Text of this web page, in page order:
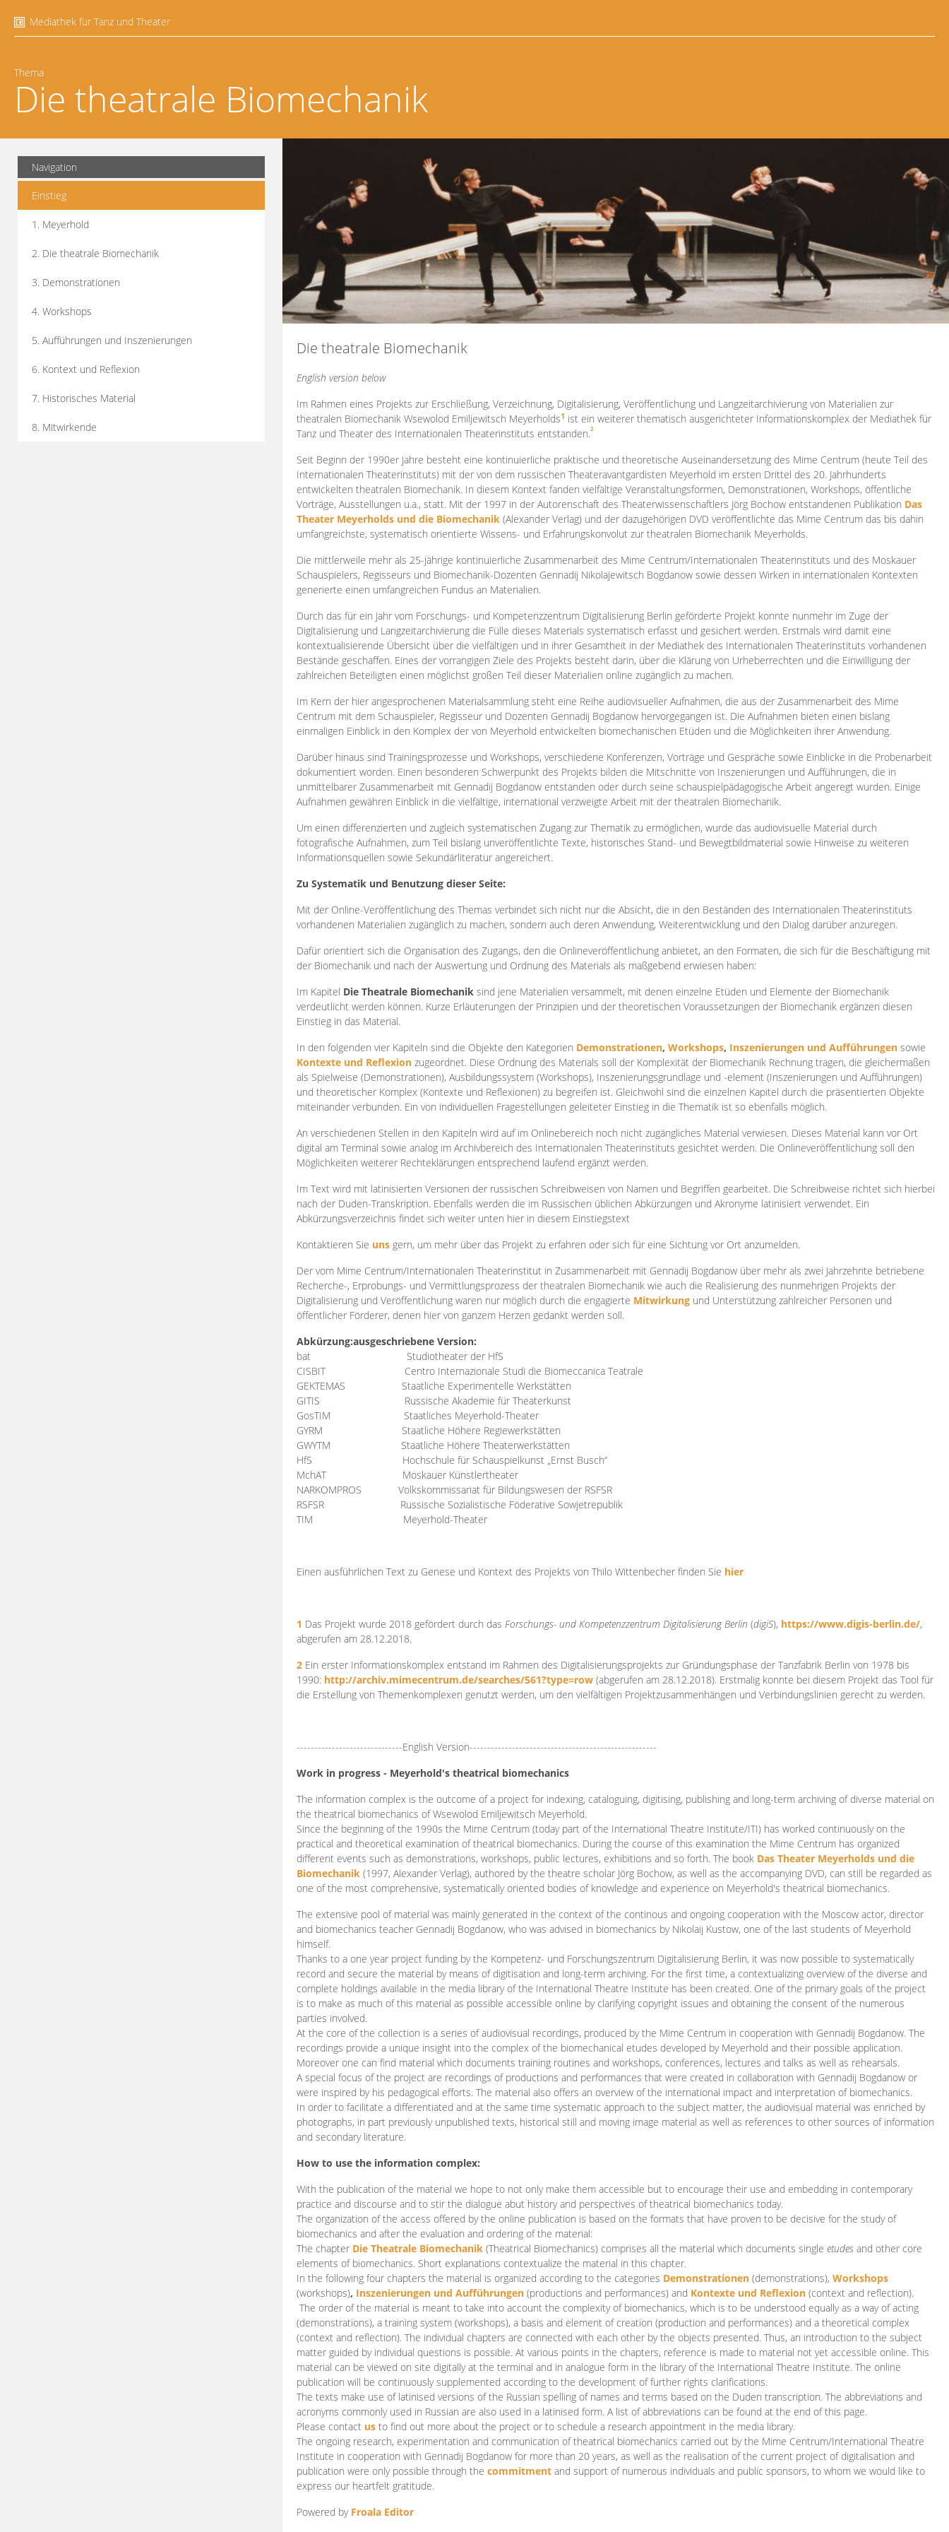
Mediathek für Tanz und Theater
Thema
Die theatrale Biomechanik
Navigation
Einstieg
1. Meyerhold
2. Die theatrale Biomechanik
3. Demonstrationen
4. Workshops
5. Aufführungen und Inszenierungen
6. Kontext und Reflexion
7. Historisches Material
8. Mitwirkende
Die theatrale Biomechanik
English version below
Im Rahmen eines Projekts zur Erschließung, Verzeichnung, Digitalisierung, Veröffentlichung und Langzeitarchivierung von Materialien zur
theatralen Biomechanik Wsewolod Emiljewitsch Meyerholds1 ist ein weiterer thematisch ausgerichteter Informationskomplex der Mediathek für
Tanz und Theater des Internationalen Theaterinstituts entstanden.2
Seit Beginn der 1990er Jahre besteht eine kontinuierliche praktische und theoretische Auseinandersetzung des Mime Centrum (heute Teil des
Internationalen Theaterinstituts) mit der von dem russischen Theateravantgardisten Meyerhold im ersten Drittel des 20. Jahrhunderts
entwickelten theatralen Biomechanik. In diesem Kontext fanden vielfältige Veranstaltungsformen, Demonstrationen, Workshops, öffentliche
Vorträge, Ausstellungen u.a., statt. Mit der 1997 in der Autorenschaft des Theaterwissenschaftlers Jörg Bochow entstandenen Publikation Das
Theater Meyerholds und die Biomechanik (Alexander Verlag) und der dazugehörigen DVD veröffentlichte das Mime Centrum das bis dahin
umfangreichste, systematisch orientierte Wissens- und Erfahrungskonvolut zur theatralen Biomechanik Meyerholds.
Die mittlerweile mehr als 25-jährige kontinuierliche Zusammenarbeit des Mime Centrum/Internationalen Theaterinstituts und des Moskauer
Schauspielers, Regisseurs und Biomechanik-Dozenten Gennadij Nikolajewitsch Bogdanow sowie dessen Wirken in internationalen Kontexten
generierte einen umfangreichen Fundus an Materialien.
Durch das für ein Jahr vom Forschungs- und Kompetenzzentrum Digitalisierung Berlin geförderte Projekt konnte nunmehr im Zuge der
Digitalisierung und Langzeitarchivierung die Fülle dieses Materials systematisch erfasst und gesichert werden. Erstmals wird damit eine
kontextualisierende Übersicht über die vielfältigen und in ihrer Gesamtheit in der Mediathek des Internationalen Theaterinstituts vorhandenen
Bestände geschaffen. Eines der vorrangigen Ziele des Projekts besteht darin, über die Klärung von Urheberrechten und die Einwilligung der
zahlreichen Beteiligten einen möglichst großen Teil dieser Materialien online zugänglich zu machen.
Im Kern der hier angesprochenen Materialsammlung steht eine Reihe audiovisueller Aufnahmen, die aus der Zusammenarbeit des Mime
Centrum mit dem Schauspieler, Regisseur und Dozenten Gennadij Bogdanow hervorgegangen ist. Die Aufnahmen bieten einen bislang
einmaligen Einblick in den Komplex der von Meyerhold entwickelten biomechanischen Etüden und die Möglichkeiten ihrer Anwendung.
Darüber hinaus sind Trainingsprozesse und Workshops, verschiedene Konferenzen, Vorträge und Gespräche sowie Einblicke in die Probenarbeit
dokumentiert worden. Einen besonderen Schwerpunkt des Projekts bilden die Mitschnitte von Inszenierungen und Aufführungen, die in
unmittelbarer Zusammenarbeit mit Gennadij Bogdanow entstanden oder durch seine schauspielpädagogische Arbeit angeregt wurden. Einige
Aufnahmen gewähren Einblick in die vielfältige, international verzweigte Arbeit mit der theatralen Biomechanik.
Um einen differenzierten und zugleich systematischen Zugang zur Thematik zu ermöglichen, wurde das audiovisuelle Material durch
fotografische Aufnahmen, zum Teil bislang unveröffentlichte Texte, historisches Stand- und Bewegtbildmaterial sowie Hinweise zu weiteren
Informationsquellen sowie Sekundärliteratur angereichert.
Zu Systematik und Benutzung dieser Seite:
Mit der Online-Veröffentlichung des Themas verbindet sich nicht nur die Absicht, die in den Beständen des Internationalen Theaterinstituts
vorhandenen Materialien zugänglich zu machen, sondern auch deren Anwendung, Weiterentwicklung und den Dialog darüber anzuregen.
Dafür orientiert sich die Organisation des Zugangs, den die Onlineveröffentlichung anbietet, an den Formaten, die sich für die Beschäftigung mit
der Biomechanik und nach der Auswertung und Ordnung des Materials als maßgebend erwiesen haben:
Im Kapitel Die Theatrale Biomechanik sind jene Materialien versammelt, mit denen einzelne Etüden und Elemente der Biomechanik
verdeutlicht werden können. Kurze Erläuterungen der Prinzipien und der theoretischen Voraussetzungen der Biomechanik ergänzen diesen
Einstieg in das Material.
In den folgenden vier Kapiteln sind die Objekte den Kategorien Demonstrationen, Workshops, Inszenierungen und Aufführungen sowie
Kontexte und Reflexion zugeordnet. Diese Ordnung des Materials soll der Komplexität der Biomechanik Rechnung tragen, die gleichermaßen
als Spielweise (Demonstrationen), Ausbildungssystem (Workshops), Inszenierungsgrundlage und -element (Inszenierungen und Aufführungen)
und theoretischer Komplex (Kontexte und Reflexionen) zu begreifen ist. Gleichwohl sind die einzelnen Kapitel durch die präsentierten Objekte
miteinander verbunden. Ein von individuellen Fragestellungen geleiteter Einstieg in die Thematik ist so ebenfalls möglich.
An verschiedenen Stellen in den Kapiteln wird auf im Onlinebereich noch nicht zugängliches Material verwiesen. Dieses Material kann vor Ort
digital am Terminal sowie analog im Archivbereich des Internationalen Theaterinstituts gesichtet werden. Die Onlineveröffentlichung soll den
Möglichkeiten weiterer Rechteklärungen entsprechend laufend ergänzt werden.
Im Text wird mit latinisierten Versionen der russischen Schreibweisen von Namen und Begriffen gearbeitet. Die Schreibweise richtet sich hierbei
nach der Duden-Transkription. Ebenfalls werden die im Russischen üblichen Abkürzungen und Akronyme latinisiert verwendet. Ein
Abkürzungsverzeichnis findet sich weiter unten hier in diesem Einstiegstext
Kontaktieren Sie uns gern, um mehr über das Projekt zu erfahren oder sich für eine Sichtung vor Ort anzumelden.
Der vom Mime Centrum/Internationalen Theaterinstitut in Zusammenarbeit mit Gennadij Bogdanow über mehr als zwei Jahrzehnte betriebene
Recherche-, Erprobungs- und Vermittlungsprozess der theatralen Biomechanik wie auch die Realisierung des nunmehrigen Projekts der
Digitalisierung und Veröffentlichung waren nur möglich durch die engagierte Mitwirkung und Unterstützung zahlreicher Personen und
öffentlicher Förderer, denen hier von ganzem Herzen gedankt werden soll.
Abkürzung:ausgeschriebene Version:
bat
Studiotheater der HfS
CISBIT
Centro Internazionale Studi die Biomeccanica Teatrale
GEKTEMAS
Staatliche Experimentelle Werkstätten
GITIS
Russische Akademie für Theaterkunst
GosTIM
Staatliches Meyerhold-Theater
GYRM
Staatliche Höhere Regiewerkstätten
GWYTM
Staatliche Höhere Theaterwerkstätten
HfS
Hochschule für Schauspielkunst „Ernst Busch“
MchAT
Moskauer Künstlertheater
NARKOMPROS
Volkskommissariat für Bildungswesen der RSFSR
RSFSR
Russische Sozialistische Föderative Sowjetrepublik
TIM Meyerhold-Theater
Einen ausführlichen Text zu Genese und Kontext des Projekts von Thilo Wittenbecher finden Sie hier
1 Das Projekt wurde 2018 gefördert durch das Forschungs- und Kompetenzzentrum DigitalisierungBerlin (digiS), https://www.digis-berlin.de/,
abgerufen am 28.12.2018.
2 Ein erster Informationskomplex entstand im Rahmen des Digitalisierungsprojekts zur Gründungsphase der Tanzfabrik Berlin von 1978 bis
1990: http://archiv.mimecentrum.de/searches/561?type=row (abgerufen am 28.12.2018). Erstmalig konnte bei diesem Projekt das Tool für
die Erstellung von Themenkomplexen genutzt werden, um den vielfältigen Projektzusammenhängen und Verbindungslinien gerecht zu werden.
------------------------------English Version-----------------------------------------------------
Work in progress - Meyerhold's theatrical biomechanics
The information complex is the outcome of a project for indexing, cataloguing, digitising, publishing and long-term archiving of diverse material on
the theatrical biomechanics of Wsewolod Emiljewitsch Meyerhold.
Since the beginning of the 1990s the Mime Centrum (today part of the International Theatre Institute/ITI) has worked continuously on the
practical and theoretical examination of theatrical biomechanics. During the course of this examination the Mime Centrum has organized
different events such as demonstrations, workshops, public lectures, exhibitions and so forth. The book Das Theater Meyerholds und die
Biomechanik (1997, Alexander Verlag), authored by the theatre scholar Jörg Bochow, as well as the accompanying DVD, can still be regarded as
one of the most comprehensive, systematically oriented bodies of knowledge and experience on Meyerhold's theatrical biomechanics.
The extensive pool of material was mainly generated in the context of the continous and ongoing cooperation with the Moscow actor, director
and biomechanics teacher Gennadij Bogdanow, who was advised in biomechanics by Nikolaij Kustow, one of the last students of Meyerhold
himself.
Thanks to a one year project funding by the Kompetenz- und Forschungszentrum Digitalisierung Berlin, it was now possible to systematically
record and secure the material by means of digitisation and long-term archiving. For the first time, a contextualizing overview of the diverse and
complete holdings available in the media library of the International Theatre Institute has been created. One of the primary goals of the project
is to make as much of this material as possible accessible online by clarifying copyright issues and obtaining the consent of the numerous
parties involved.
At the core of the collection is a series of audiovisual recordings, produced by the Mime Centrum in cooperation with Gennadij Bogdanow. The
recordings provide a unique insight into the complex of the biomechanical etudes developed by Meyerhold and their possible application.
Moreover one can find material which documents training routines and workshops, conferences, lectures and talks as well as rehearsals.
A special focus of the project are recordings of productions and performances that were created in collaboration with Gennadij Bogdanow or
were inspired by his pedagogical efforts. The material also offers an overview of the international impact and interpretation of biomechanics.
In order to facilitate a differentiated and at the same time systematic approach to the subject matter, the audiovisual material was enriched by
photographs, in part previously unpublished texts, historical still and moving image material as well as references to other sources of information
and secondary literature.
How to use the information complex:
With the publication of the material we hope to not only make them accessible but to encourage their use and embedding in contemporary
practice and discourse and to stir the dialogue abut history and perspectives of theatrical biomechanics today.
The organization of the access offered by the online publication is based on the formats that have proven to be decisive for the study of
biomechanics and after the evaluation and ordering of the material:
The chapter Die Theatrale Biomechanik (Theatrical Biomechanics) comprises all the material which documents single etudes and other core
elements of biomechanics. Short explanations contextualize the material in this chapter.
In the following four chapters the material is organized according to the categories Demonstrationen (demonstrations), Workshops
(workshops), Inszenierungen und Aufführungen (productions and performances) and Kontexte und Reflexion (context and reflection).
The order of the material is meant to take into account the complexity of biomechanics, which is to be understood equally as a way of acting
(demonstrations), a training system (workshops), a basis and element of creation (production and performances) and a theoretical complex
(context and reflection). The individual chapters are connected with each other by the objects presented. Thus, an introduction to the subject
matter guided by individual questions is possible. At various points in the chapters, reference is made to material not yet accessible online. This
material can be viewed on site digitally at the terminal and in analogue form in the library of the International Theatre Institute. The online
publication will be continuously supplemented according to the development of further rights clarifications.
The texts make use of latinised versions of the Russian spelling of names and terms based on the Duden transcription. The abbreviations and
acronyms commonly used in Russian are also used in a latinised form. A list of abbreviations can be found at the end of this page.
Please contact us to find out more about the project or to schedule a research appointment in the media library.
The ongoing research, experimentation and communication of theatrical biomechanics carried out by the Mime Centrum/International Theatre
Institute in cooperation with Gennadij Bogdanow for more than 20 years, as well as the realisation of the current project of digitalisation and
publication were only possible through the commitment and support of numerous individuals and public sponsors, to whom we would like to
express our heartfelt gratitude.
Powered by Froala Editor